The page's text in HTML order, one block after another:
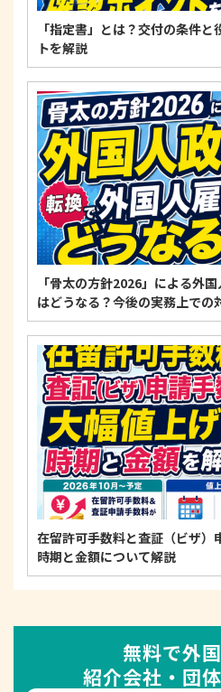
「指定書」とは？交付の条件
トを解説
「骨太の方針2026」による外
はどうなる？今後の実務上で
在留許可手数料と査証（ビザ）
時期と金額について解説
無料で外
紹介会社・団